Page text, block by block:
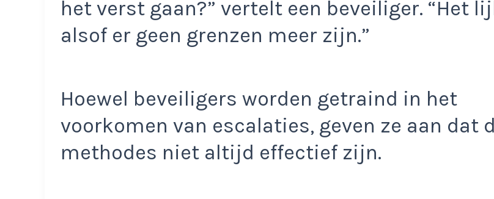
het verst gaan?” vertelt een beveiliger. “Het
alsof er geen grenzen meer zijn.”
Hoewel beveiligers worden getraind in het
voorkomen van escalaties, geven ze aan dat
methodes niet altijd effectief zijn.